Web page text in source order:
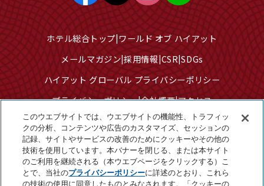
ホテル総合トップ ワールド オブ ハイアット
メールマガジン 採用情報 CSR SDGs
ハイアット グローバル プライバシーポリシー
プライバシーポリシー 会社概要 アクセス
サイトのご利用について サイトマップ
クッキーセンター
個人情報を販売または共有しないでください
このウエブサイトでは、ウエブサイトの機能性、トラフィッ
クの分析、コンテンツや広告のカスタマイズ、セッションの
記録、サイトやサービスの改善のためにクッキーやその他の
技術を使用しています。本バナーを閉じる、または本サイト
のご利用を継続される（本ウエブページをクリックする）こ
とで、当社のプライバシーポリシーに詳述のとおり、これら
の技術の使用に同意したものとみなされます。「クッキーの